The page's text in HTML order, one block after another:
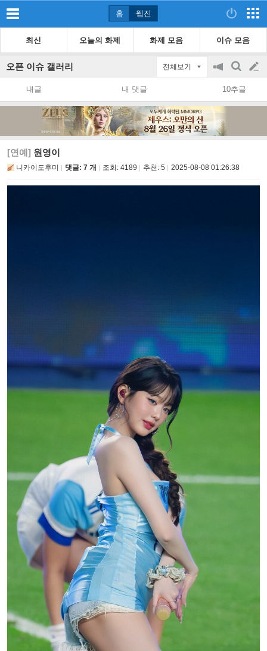
홈 웹진
최신 오늘의 화제 화제 모음 이슈 모음
오픈 이슈 갤러리 전체보기
공
지
on/off
검
색
글
쓰
내글 내 댓글 10추글
[연예] 원영이
니카이도후미 댓글: 7 개 조회: 4189 추천: 5 2025-08-08 01:26:38